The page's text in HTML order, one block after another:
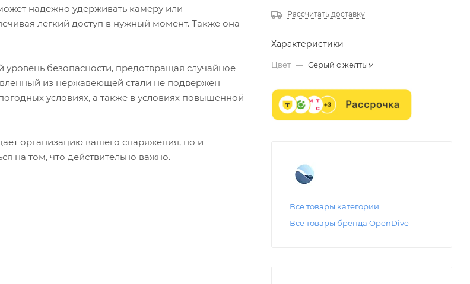
надежно удерживать камеру или
легкий доступ в нужный момент. Также она
безопасности, предотвращая случайное
из нержавеющей стали не подвержен
условиях, а также в условиях повышенной
организацию вашего снаряжения, но и
на том, что действительно важно.
Рассчитать доставку
Характеристики
Цвет — Серый с желтым
Все товары категории
Все товары бренда OpenDive